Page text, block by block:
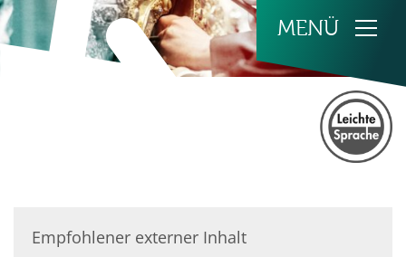
Zum Inhalt springen
Empfohlener externer Inhalt